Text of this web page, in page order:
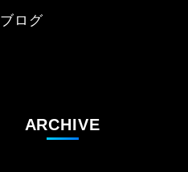
ブログ
ARCHIVE